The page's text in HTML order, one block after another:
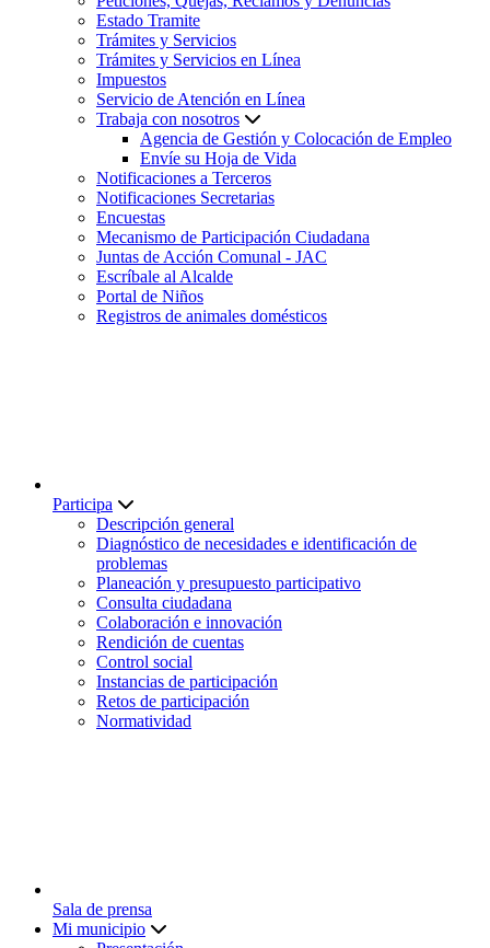
Estado Tramite
Trámites y Servicios
Trámites y Servicios en Línea
Impuestos
Servicio de Atención en Línea
Trabaja con nosotros
Agencia de Gestión y Colocación de Empleo
Envíe su Hoja de Vida
Notificaciones a Terceros
Notificaciones Secretarias
Encuestas
Mecanismo de Participación Ciudadana
Juntas de Acción Comunal - JAC
Escríbale al Alcalde
Portal de Niños
Registros de animales domésticos
Participa
Descripción general
Diagnóstico de necesidades e identificación de
problemas
Planeación y presupuesto participativo
Consulta ciudadana
Colaboración e innovación
Rendición de cuentas
Control social
Instancias de participación
Retos de participación
Normatividad
Sala de prensa
Mi municipio